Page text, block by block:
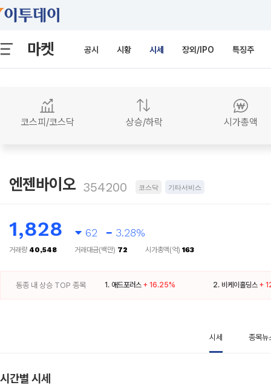
마켓 공시 시황 시세 장외/IPO 특징주
코스피/코스닥 상승/하락 시가총액
엔젠바이오 354200 코스닥 기타서비스
1,828 62 3.28%
거래량 40,548 거래대금(백만) 72 시가총액(억) 163
동종 내 상승 TOP 종목 1. 애드포러스 + 16.25% 2. 비케이홀딩스 +
시세 종목뉴